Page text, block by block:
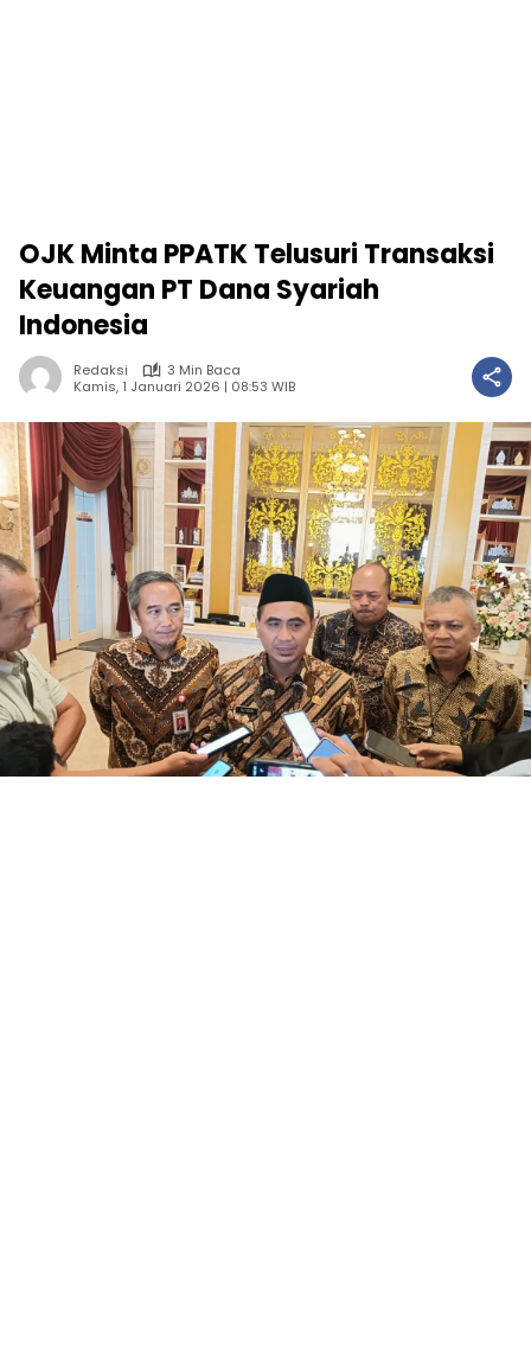
OJK Minta PPATK Telusuri Transaksi
Keuangan PT Dana Syariah
Indonesia
Redaksi
3 Min Baca
Kamis, 1 Januari 2026 | 08:53 WIB